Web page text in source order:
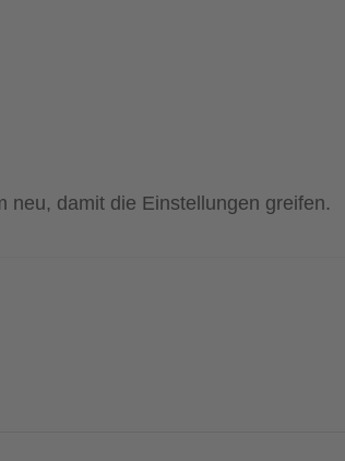
neu, damit die Einstellungen greifen.